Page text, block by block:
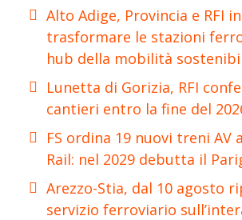
Alto Adige, Provincia e RFI
trasformare le stazioni
hub della mobilità
Lunetta di Gorizia, RFI
cantieri entro la fine del
FS ordina 19 nuovi treni AV
Rail: nel 2029 debutta il
Arezzo-Stia, dal 10 agosto
servizio ferroviario